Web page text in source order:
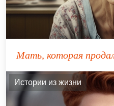
Мать, которая
Истории из жизни